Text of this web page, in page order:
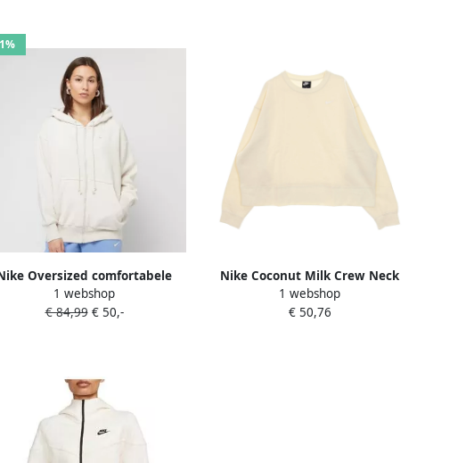
Oversized comfortabele
met rits voor dames
Phoenix Plush Light
1 webshop
€ 84,99€ 50,-
Nike Coconut Milk Crew Neck
Sweatshirt Beige Dames
1 webshop
€ 50,76